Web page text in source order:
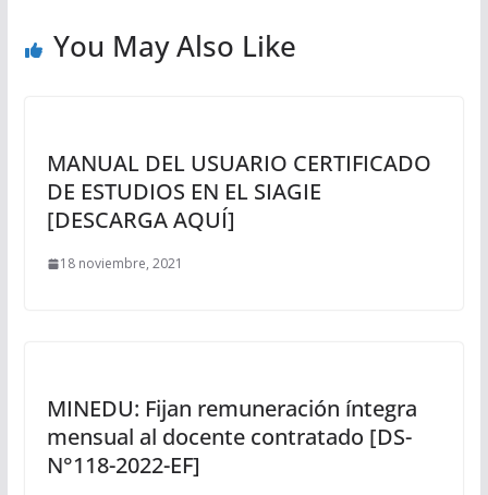
You May Also Like
MANUAL DEL USUARIO CERTIFICADO
DE ESTUDIOS EN EL SIAGIE
[DESCARGA AQUÍ]
18 noviembre, 2021
MINEDU: Fijan remuneración íntegra
mensual al docente contratado [DS-
N°118-2022-EF]